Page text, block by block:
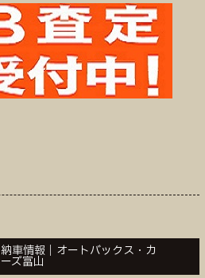
納車情報｜オートバックス・カ
ーズ富山